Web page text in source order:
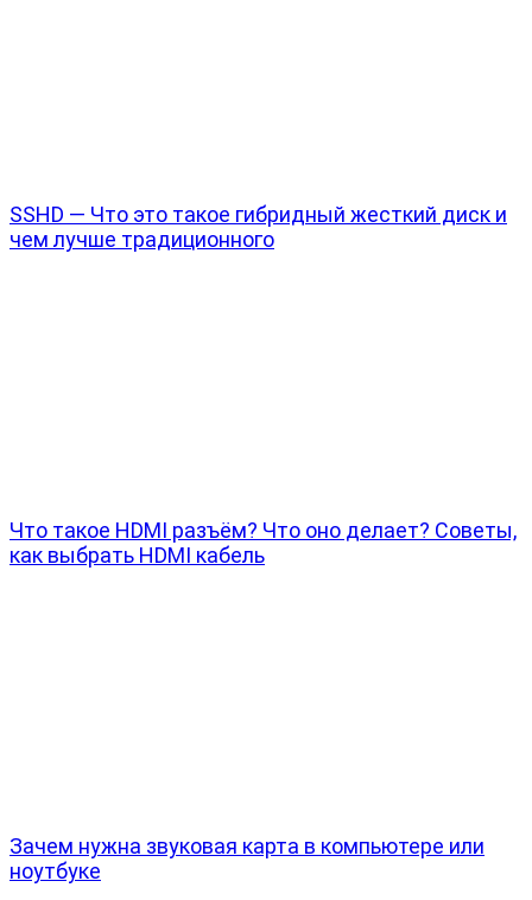
SSHD — Что это такое гибридный жесткий диск и
чем лучше традиционного
Что такое HDMI разъём? Что оно делает? Советы,
как выбрать HDMI кабель
Зачем нужна звуковая карта в компьютере или
ноутбуке